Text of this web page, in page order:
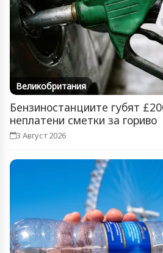
Великобритания
Бензиностанциите губят
неплатени сметки за гориво
3 Август 2026